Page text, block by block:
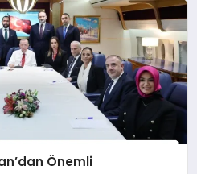
Önemli